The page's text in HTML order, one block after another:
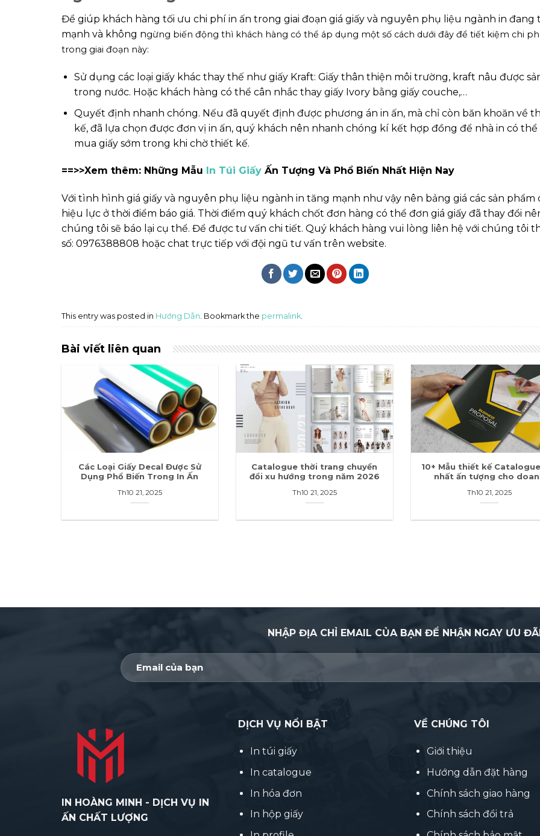
Để giúp khách hàng tối ưu chi phí in ấn trong giai đoạn giá giấy và nguyên phụ liệu ngành in đang
mạnh và không ngừng biến động thì khách hàng có thể áp dụng một số cách dưới đây để tiết kiệm chi
trong giai đoạn này:
Sử dụng các loại giấy khác thay thế như giấy Kraft: Giấy thân thiện môi trường, kraft nâu được
trong nước. Hoặc khách hàng có thể cân nhắc thay giấy Ivory bằng giấy couche,…
Quyết định nhanh chóng. Nếu đã quyết định được phương án in ấn, mà chỉ còn băn khoăn về
kế, đã lựa chọn được đơn vị in ấn, quý khách nên nhanh chóng kí kết hợp đồng để nhà in có thể
mua giấy sớm trong khi chờ thiết kế.
==>>Xem thêm: Những Mẫu In Túi Giấy Ấn Tượng Và Phổ Biến Nhất Hiện Nay
Với tình hình giá giấy và nguyên phụ liệu ngành in tăng mạnh như vậy nên bảng giá các sản phẩm
hiệu lực ở thời điểm báo giá. Thời điểm quý khách chốt đơn hàng có thể đơn giá giấy đã thay đổi
chúng tôi sẽ báo lại cụ thể. Để được tư vấn chi tiết. Quý khách hàng vui lòng liên hệ với chúng tôi
số: 0976388808 hoặc chat trực tiếp với đội ngũ tư vấn trên website.
This entry was posted in Hướng Dẫn . Bookmark the permalink
Bài viết liên quan
Các Loại Giấy Decal Được Sử
Dụng Phổ Biến Trong In Ấn
Th10 21, 2025
Catalogue thời trang chuyển
đổi xu hướng trong năm 2026
Th10 21, 2025
10+ Mẫu thiết kế
nhất ấn tượng cho
Th10 21, 2025
NHẬP ĐỊA CHỈ EMAIL CỦA BẠN ĐỂ NHẬN NGAY ƯU ĐÃI
IN HOÀNG MINH - DỊCH VỤ IN
ẤN CHẤT LƯỢNG
DỊCH VỤ NỔI BẬT
In túi giấy
In catalogue
In hóa đơn
In hộp giấy
VỀ CHÚNG TÔI
Giới thiệu
Hướng dẫn đặt hàng
Chính sách giao hàng
Chính sách đổi trả